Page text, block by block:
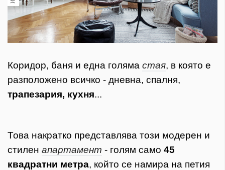
Здраве 389
Gentlemen
382
Wellness
ПОСЛЕДВАЙТЕ
НИ
Коридор, баня и една голяма стая, в която е
разположено всичко - дневна, спалня,
трапезария, кухня...
Това накратко представлява този модерен и
стилен апартамент - голям само 45
квадратни метра, който се намира на петия